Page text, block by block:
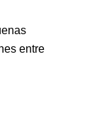
entre